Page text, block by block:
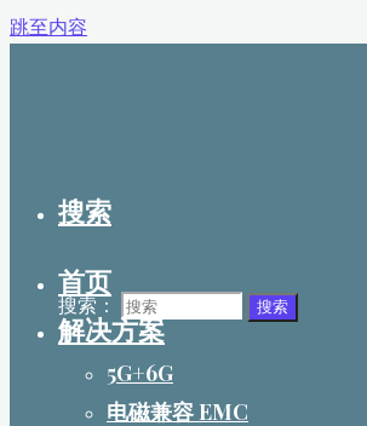
跳至内容
搜索
搜索： 搜索
首页
解决方案
5G+6G
电磁兼容 EMC